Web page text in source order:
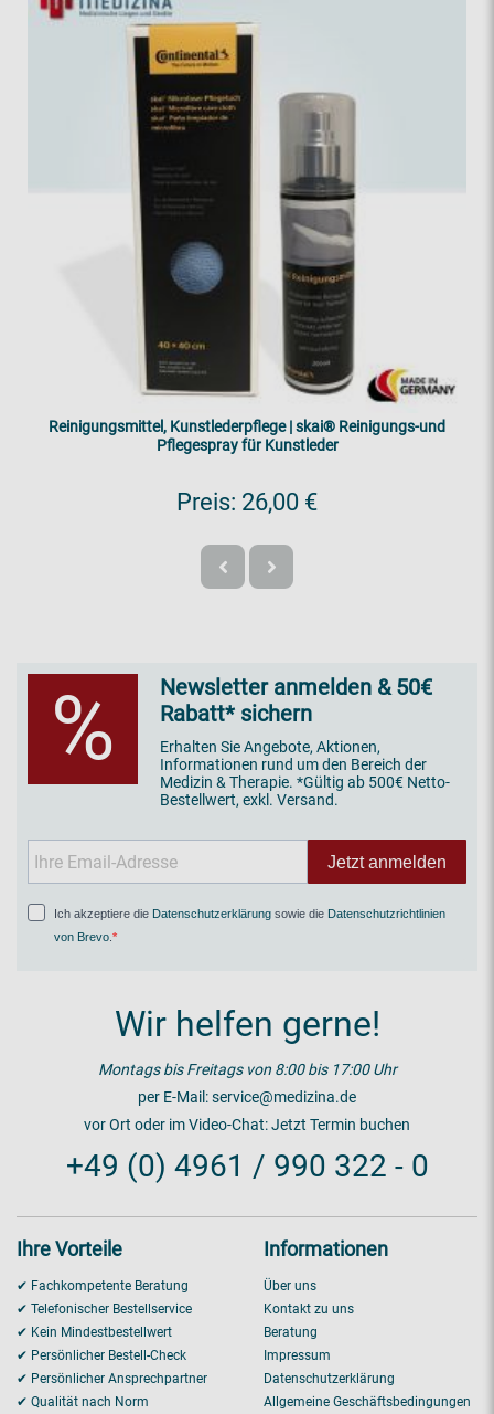
Reinigungsmittel, Kunstlederpflege | skai® Reinigungs-und
Pflegespray für Kunstleder
Preis: 26,00 €
%
Newsletter anmelden & 50€
Rabatt* sichern
Erhalten Sie Angebote, Aktionen,
Informationen rund um den Bereich der
Medizin & Therapie. *Gültig ab 500€ Netto-
Bestellwert, exkl. Versand.
Jetzt anmelden
Ich akzeptiere die Datenschutzerklärung sowie die Datenschutzrichtlinien
von Brevo
Wir helfen gerne!
Montags bis Freitags von 8:00 bis 17:00 Uhr
per E-Mail:service@medizina.de
vor Ort oder im Video-Chat:Jetzt Termin buchen
+49 (0) 4961 / 990 322 - 0
Ihre Vorteile
✔ Fachkompetente Beratung
✔ Telefonischer Bestellservice
✔ Kein Mindestbestellwert
✔ Persönlicher Bestell-Check
✔ Persönlicher Ansprechpartner
✔ Qualität nach Norm
Informationen
Über uns
Kontakt zu uns
Beratung
Impressum
Datenschutzerklärung
Allgemeine Geschäftsbedingungen